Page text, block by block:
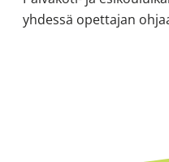
yhdessä opettajan